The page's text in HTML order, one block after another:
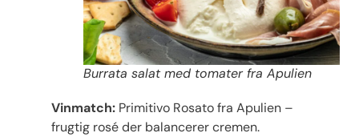
Burrata salat med tomater fra Apulien
Vinmatch: Primitivo Rosato fra Apulien –
frugtig rosé der balancerer cremen.